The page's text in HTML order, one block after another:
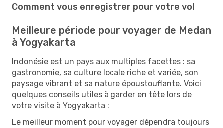
Comment vous enregistrer pour votre vol
Meilleure période pour voyager de Medan
à Yogyakarta
Indonésie est un pays aux multiples facettes : sa
gastronomie, sa culture locale riche et variée, son
paysage vibrant et sa nature époustouflante. Voici
quelques conseils utiles à garder en tête lors de
votre visite à Yogyakarta :
Le meilleur moment pour voyager dépendra toujours